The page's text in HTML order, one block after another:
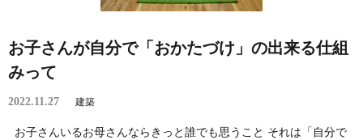
お子さんが自分で「おかたづけ」の出来る仕組
みって
2022.11.27 建築
お子さんいるお母さんならきっと誰でも思うこと それは「自分で